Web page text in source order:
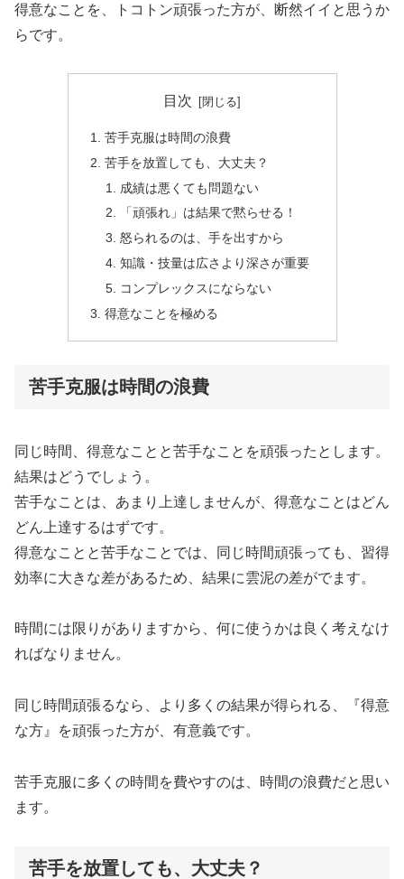
得意なことを、トコトン頑張った方が、断然イイと思うか
らです。
目次
苦手克服は時間の浪費
苦手を放置しても、大丈夫？
成績は悪くても問題ない
「頑張れ」は結果で黙らせる！
怒られるのは、手を出すから
知識・技量は広さより深さが重要
コンプレックスにならない
得意なことを極める
苦手克服は時間の浪費
同じ時間、得意なことと苦手なことを頑張ったとします。
結果はどうでしょう。
苦手なことは、あまり上達しませんが、得意なことはどん
どん上達するはずです。
得意なことと苦手なことでは、同じ時間頑張っても、習得
効率に大きな差があるため、結果に雲泥の差がでます。
時間には限りがありますから、何に使うかは良く考えなけ
ればなりません。
同じ時間頑張るなら、より多くの結果が得られる、『得意
な方』を頑張った方が、有意義です。
苦手克服に多くの時間を費やすのは、時間の浪費だと思い
ます。
苦手を放置しても、大丈夫？